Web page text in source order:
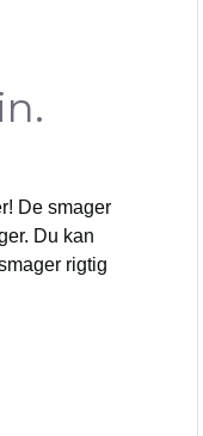
De smager
Du kan
rigtig